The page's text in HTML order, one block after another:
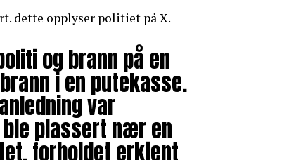
dette opplyser politiet på X.
og brann på en
i en putekasse.
var
plassert nær en
forholdet erkjent